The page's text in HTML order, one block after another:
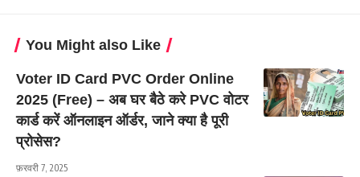
You Might also Like
Voter ID Card PVC Order Online
2025 (Free) – अब घर बैठे करे PVC वोटर
कार्ड करें ऑनलाइन ऑर्डर, जाने क्या है पूरी
प्रोसेस?
फ़रवरी 7, 2025